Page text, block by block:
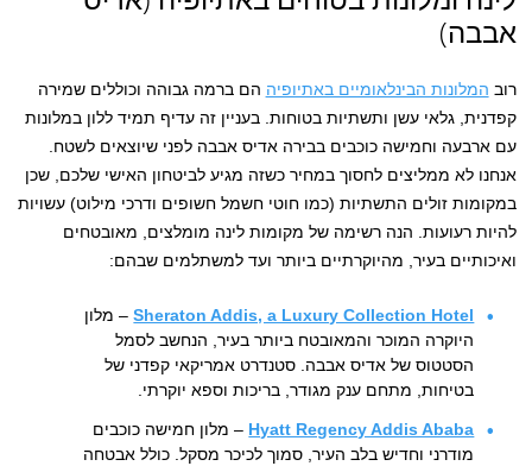
אבבה)
רוב המלונות הבינלאומיים באתיופיה הם ברמה גבוהה וכוללים שמירה
קפדנית, גלאי עשן ותשתיות בטוחות. בעניין זה עדיף תמיד ללון במלונות
עם ארבעה וחמישה כוכבים בבירה אדיס אבבה לפני שיוצאים לשטח.
אנחנו לא ממליצים לחסוך במחיר כשזה מגיע לביטחון האישי שלכם, שכן
במקומות זולים התשתיות (כמו חוטי חשמל חשופים ודרכי מילוט) עשויות
להיות רעועות. הנה רשימה של מקומות לינה מומלצים, מאובטחים
ואיכותיים בעיר, מהיוקרתיים ביותר ועד למשתלמים שבהם:
Sheraton Addis, a Luxury Collection Hotel– מלון
היוקרה המוכר והמאובטח ביותר בעיר, הנחשב לסמל
הסטטוס של אדיס אבבה. סטנדרט אמריקאי קפדני של
בטיחות, מתחם ענק מגודר, בריכות וספא יוקרתי.
Hyatt Regency Addis Ababa – מלון חמישה כוכבים
מודרני וחדיש בלב העיר, סמוך לכיכר מסקל. כולל אבטחה